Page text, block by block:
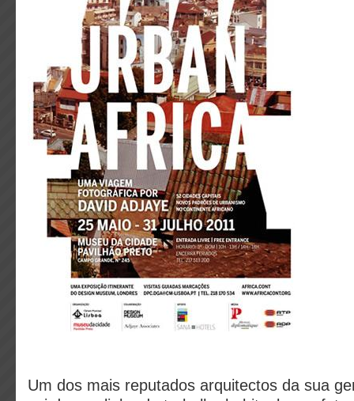
Um dos mais reputados arquitectos da sua